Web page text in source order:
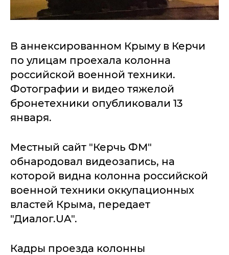
В аннексированном Крыму в Керчи
по улицам проехала колонна
российской военной техники.
Фотографии и видео тяжелой
бронетехники опубликовали 13
января.
Местный сайт "Керчь ФМ"
обнародовал видеозапись, на
которой видна колонна российской
военной техники оккупационных
властей Крыма, передает
"Диалог.UA".
Кадры проезда колонны